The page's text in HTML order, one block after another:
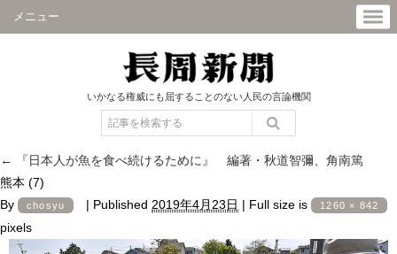
メニュー
いかなる権威にも屈することのない人民の言論機関
←
『日本人が魚を食べ続けるために』 編著・秋道智彌、角南篤
熊本 (7)
By
chosyu | Published 2019年4月23日 | Full size is 1260 × 842
pixels